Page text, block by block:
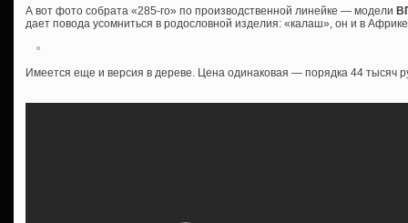
А вот фото собрата «285-го» по производственной линейке — модели
дает повода усомниться в родословной изделия: «калаш», он и в
Имеется еще и версия в дереве. Цена одинаковая — порядка 44 тысяч